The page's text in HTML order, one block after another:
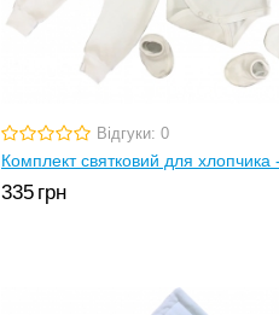
Відгуки: 0
Комплект святковий для хлопчика
335 грн